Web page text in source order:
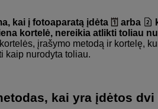
kai į fotoaparatą įdėta arba
kortelė, nereikia atlikti toliau
įrašymo metodą ir kortelę,
kaip nurodyta toliau.
kai yra įdėtos dvi